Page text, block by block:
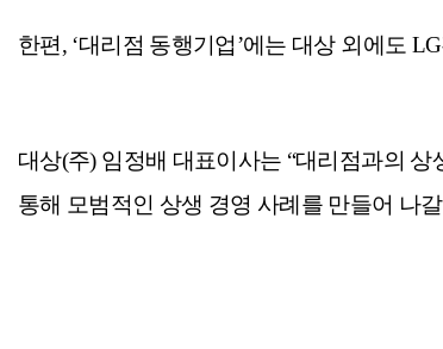
한편, ‘대리점 동행기업’에는 대상 외에도
대상(주) 임정배 대표이사는 “대리점과의
통해 모범적인 상생 경영 사례를 만들어 나